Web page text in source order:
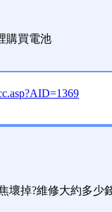
購買電池
壞掉?維修大約多少